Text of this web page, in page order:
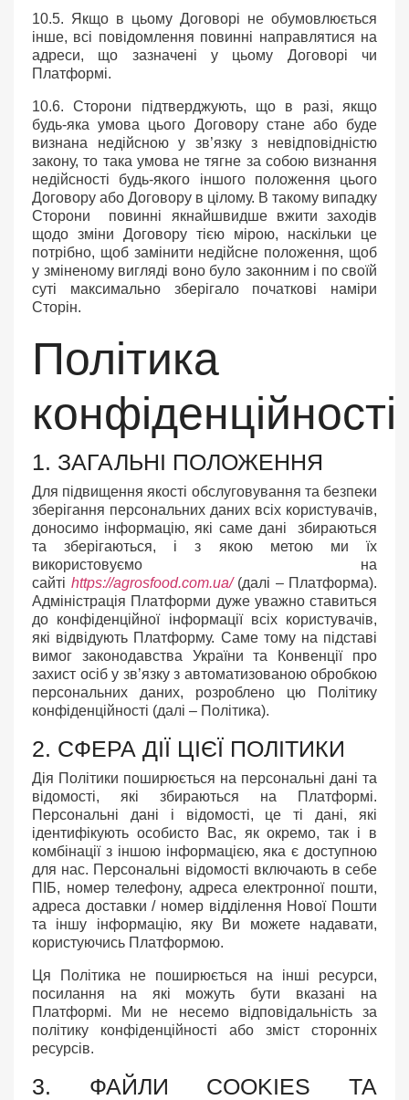
10.5. Якщо в цьому Договорі не обумовлюється
інше, всі повідомлення повинні направлятися на
адреси, що зазначені у цьому Договорі чи
Платформі.
10.6. Сторони підтверджують, що в разі, якщо
будь-яка умова цього Договору стане або буде
визнана недійсною у зв’язку з невідповідністю
закону, то така умова не тягне за собою визнання
недійсності будь-якого іншого положення цього
Договору або Договору в цілому. В такому випадку
Сторони повинні якнайшвидше вжити заходів
щодо зміни Договору тією мірою, наскільки це
потрібно, щоб замінити недійсне положення, щоб
у зміненому вигляді воно було законним і по своїй
суті максимально зберігало початкові наміри
Сторін.
Політика
конфіденційності
1. ЗАГАЛЬНІ ПОЛОЖЕННЯ
Для підвищення якості обслуговування та безпеки
зберігання персональних даних всіх користувачів,
доносимо інформацію, які саме дані збираються
та зберігаються, і з якою метою ми їх
використовуємо на
сайті https://agrosfood.com.ua/(далі – Платформа).
Адміністрація Платформи дуже уважно ставиться
до конфіденційної інформації всіх користувачів,
які відвідують Платформу. Саме тому на підставі
вимог законодавства України та Конвенції про
захист осіб у зв’язку з автоматизованою обробкою
персональних даних, розроблено цю Політику
конфіденційності (далі – Політика).
2. СФЕРА ДІЇ ЦІЄЇ ПОЛІТИКИ
Дія Політики поширюється на персональні дані та
відомості, які збираються на Платформі.
Персональні дані і відомості, це ті дані, які
ідентифікують особисто Вас, як окремо, так і в
комбінації з іншою інформацією, яка є доступною
для нас. Персональні відомості включають в себе
ПІБ, номер телефону, адреса електронної пошти,
адреса доставки / номер відділення Нової Пошти
та іншу інформацію, яку Ви можете надавати,
користуючись Платформою.
Ця Політика не поширюється на інші ресурси,
посилання на які можуть бути вказані на
Платформі. Ми не несемо відповідальність за
політику конфіденційності або зміст сторонніх
ресурсів.
3. ФАЙЛИ COOKIES ТА